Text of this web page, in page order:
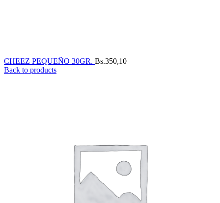
CHEEZ PEQUEÑO 30GR. Bs.350,10
Back to products